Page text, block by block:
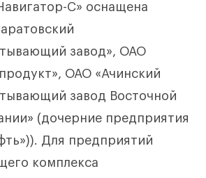
С» оснащена
завод», ОАО
ОАО «Ачинский
завод Восточной
(дочерние предприятия
Для предприятий
комплекса